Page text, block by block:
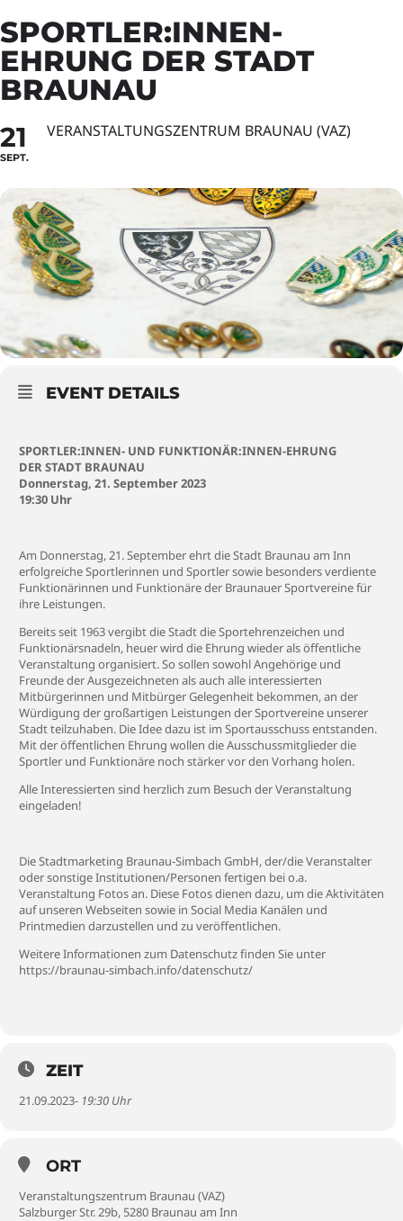
SPORTLER:INNEN-
EHRUNG DER STADT
BRAUNAU
21
SEPT.
VERANSTALTUNGSZENTRUM BRAUNAU (VAZ)
EVENT DETAILS
SPORTLER:INNEN- UND FUNKTIONÄR:INNEN-EHRUNG
DER STADT BRAUNAU
Donnerstag, 21. September 2023
19:30 Uhr
Am Donnerstag, 21. September ehrt die Stadt Braunau am Inn
erfolgreiche Sportlerinnen und Sportler sowie besonders verdiente
Funktionärinnen und Funktionäre der Braunauer Sportvereine für
ihre Leistungen.
Bereits seit 1963 vergibt die Stadt die Sportehrenzeichen und
Funktionärsnadeln, heuer wird die Ehrung wieder als öffentliche
Veranstaltung organisiert. So sollen sowohl Angehörige und
Freunde der Ausgezeichneten als auch alle interessierten
Mitbürgerinnen und Mitbürger Gelegenheit bekommen, an der
Würdigung der großartigen Leistungen der Sportvereine unserer
Stadt teilzuhaben. Die Idee dazu ist im Sportausschuss entstanden.
Mit der öffentlichen Ehrung wollen die Ausschussmitglieder die
Sportler und Funktionäre noch stärker vor den Vorhang holen.
Alle Interessierten sind herzlich zum Besuch der Veranstaltung
eingeladen!
Die Stadtmarketing Braunau-Simbach GmbH, der/die Veranstalter
oder sonstige Institutionen/Personen fertigen bei o.a.
Veranstaltung Fotos an. Diese Fotos dienen dazu, um die Aktivitäten
auf unseren Webseiten sowie in Social Media Kanälen und
Printmedien darzustellen und zu veröffentlichen.
Weitere Informationen zum Datenschutz finden Sie unter
https://braunau-simbach.info/datenschutz/
ZEIT
21.09.2023- 19:30 Uhr
ORT
Veranstaltungszentrum Braunau (VAZ)
Salzburger Str. 29b, 5280 Braunau am Inn